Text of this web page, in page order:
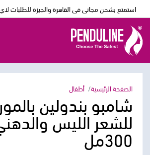
استمتع بشحن مجانى فى القاهرة والجيزة للطلبات لاي اوردر
الصفحة الرئيسية أطفال
شامبو بندولين
للشعر الليس
300مل